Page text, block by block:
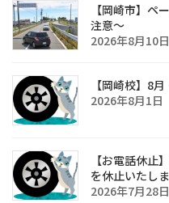
【岡崎市】ペ
注意〜
2026年8月10日
【岡崎校】8
2026年8月1日
【お電話休止
を休止いたし
2026年7月28日